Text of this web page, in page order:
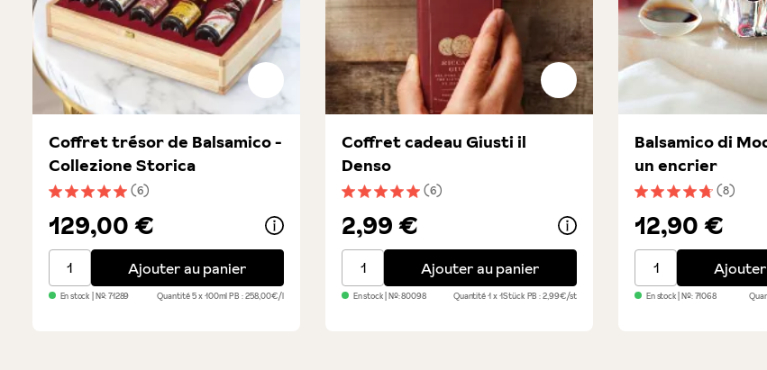
Note moyenne de 5 sur 5 étoiles
(6)
Coffret trésor de Balsamico -
Collezione Storica
129,00 €
Coffret trésor de Balsamico - Collezione Storica
Ajouter au panier
En stock | №:71289 Quantité5 x 100mlPB : 258,00€/l
Note moyenne de 5 sur 5 étoiles
(6)
Coffret cadeau Giusti il
Denso
2,99 €
Coffret cadeau Giusti il Denso
Ajouter au panier
En stock| №:80098 Quantité1 x 1Stück PB : 2,99€/st
Note moyenne de
(8)
Balsamico di
un encrier
12,90 €
Balsamico di
En stock| №:71068